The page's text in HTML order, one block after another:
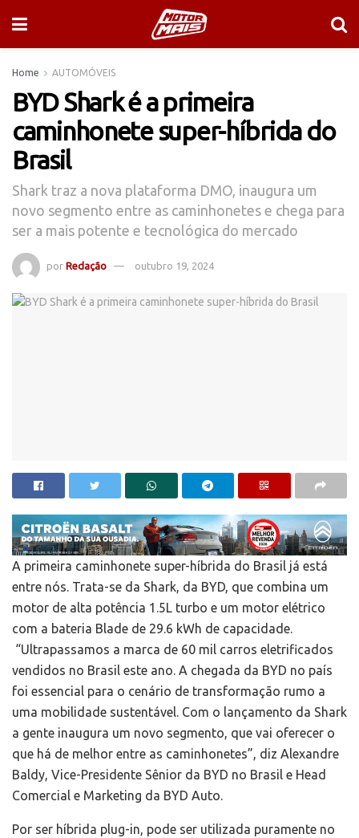
Home AUTOMÓVEIS
BYD Shark é a primeira
caminhonete super-híbrida do
Brasil
Shark traz a nova plataforma DMO, inaugura um
novo segmento entre as caminhonetes e chega para
ser a mais potente e tecnológica do mercado
por Redação outubro 19, 2024
A primeira caminhonete super-híbrida do Brasil já está
entre nós. Trata-se da Shark, da BYD, que combina um
motor de alta potência 1.5L turbo e um motor elétrico
com a bateria Blade de 29.6 kWh de capacidade.
“Ultrapassamos a marca de 60 mil carros eletrificados
vendidos no Brasil este ano. A chegada da BYD no país
foi essencial para o cenário de transformação rumo a
uma mobilidade sustentável. Com o lançamento da Shark
a gente inaugura um novo segmento, que vai oferecer o
que há de melhor entre as caminhonetes”, diz Alexandre
Baldy, Vice-Presidente Sênior da BYD no Brasil e Head
Comercial e Marketing da BYD Auto.
Por ser híbrida plug-in, pode ser utilizada puramente no